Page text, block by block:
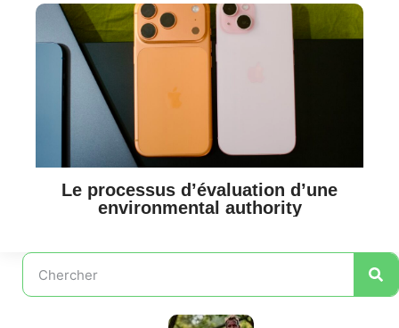
Le processus d’évaluation d’une
environmental authority